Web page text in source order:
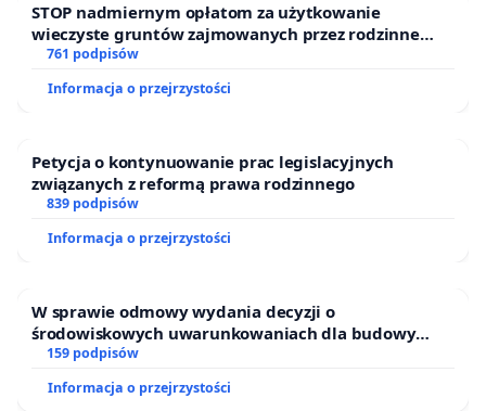
STOP nadmiernym opłatom za użytkowanie
wieczyste gruntów zajmowanych przez rodzinne
ogrody działkowe.
761 podpisów
Informacja o przejrzystości
Petycja o kontynuowanie prac legislacyjnych
związanych z reformą prawa rodzinnego
839 podpisów
Informacja o przejrzystości
W sprawie odmowy wydania decyzji o
środowiskowych uwarunkowaniach dla budowy
zakładu wytwarzania biometanu „Krynki” w
Ostrowiu Południowym oraz ochrony mieszkańców i
Puszczy Knyszyńskiej
159 podpisów
Informacja o przejrzystości